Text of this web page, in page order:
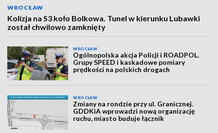
WROCŁAW
Kolizja na S3 koło Bolkowa. Tunel w kierunku Lubawki
został chwilowo zamknięty
WROCŁAW
Ogólnopolska akcja Policji i ROADPOL.
Grupy SPEED i kaskadowe pomiary
prędkości na polskich drogach
WROCŁAW
Zmiany na rondzie przy ul. Granicznej.
GDDKiA wprowadzi nową organizację
ruchu, miasto buduje łącznik